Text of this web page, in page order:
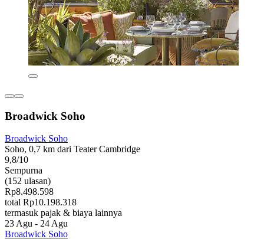
Broadwick Soho
Broadwick Soho
Soho, 0,7 km dari Teater Cambridge
9,8/10
Sempurna
(152 ulasan)
Rp8.498.598
total Rp10.198.318
termasuk pajak & biaya lainnya
23 Agu - 24 Agu
Broadwick Soho